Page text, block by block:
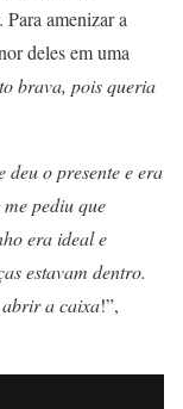
Para amenizar a
deles em uma
brava, pois queria
o presente e era
pediu que
era ideal e
estavam dentro.
abrir a caixa!”,